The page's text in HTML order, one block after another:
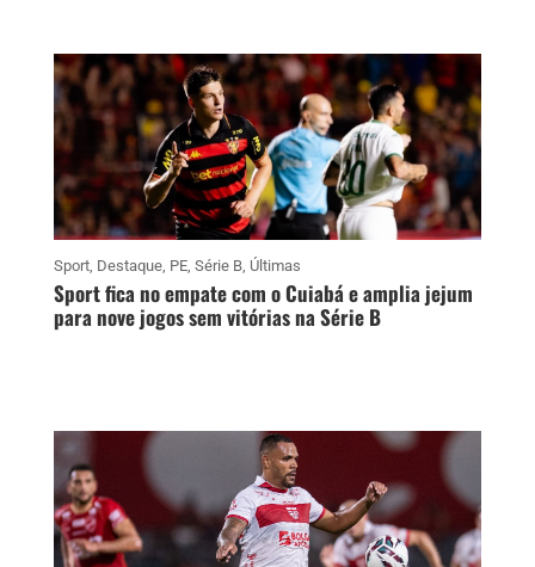
Sport, Destaque, PE, Série B, Últimas
Sport fica no empate com o Cuiabá e amplia jejum
para nove jogos sem vitórias na Série B